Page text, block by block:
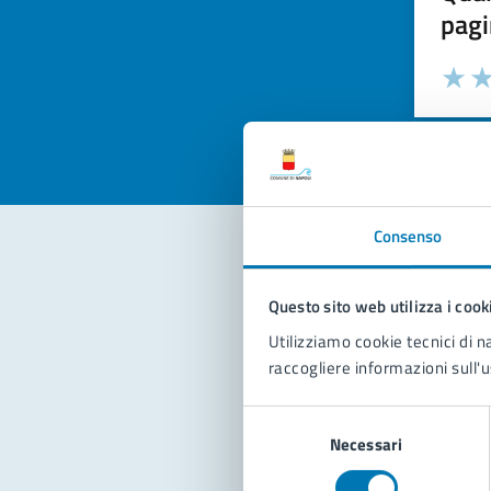
Consenso
Questo sito web utilizza i
Utilizziamo cookie tecnici di
raccogliere informazioni
Necessari
Valuta